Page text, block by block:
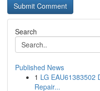
Search
Published News
1 LG EAU61383502
Repair...